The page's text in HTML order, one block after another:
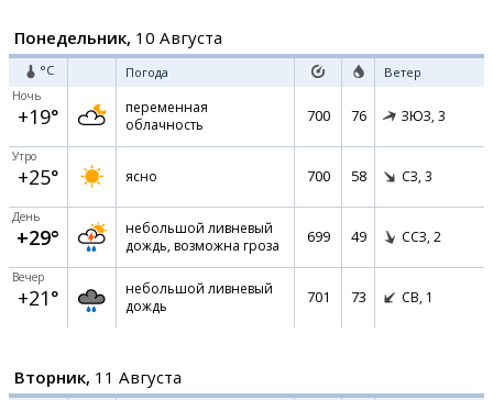
Понедельник, 10 Августа
°C Погода Ветер
Ночь
+19°
переменная
облачность
700 76 ЗЮЗ, 3
Утро
+25° ясно 700 58 СЗ, 3
День
+29°
небольшой ливневый
дождь, возможна гроза
699 49 ССЗ, 2
Вечер
+21°
небольшой ливневый
дождь
701 73 СВ, 1
Вторник, 11 Августа